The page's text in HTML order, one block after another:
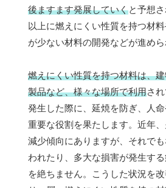
後ますます発展していくと予想
以上に燃えにくい性質を持つ材
が少ない材料の開発などが進めら
燃えにくい性質を持つ材料は、
製品など、様々な場所で利用さ
発生した際に、延焼を防ぎ、人
重要な役割を果たします。近年
減少傾向にありますが、それで
われたり、多大な損害が発生す
を絶ちません。こうした状況を